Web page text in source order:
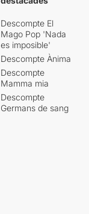
Descompte El
Mago Pop 'Nada
es imposible'
Descompte Ànima
Descompte
Mamma mia
Descompte
Germans de sang